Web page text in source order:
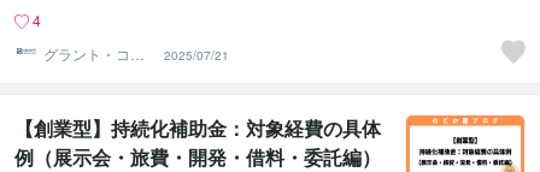
4
グラント・コン
サルティング
2025/07/21
【創業型】持続化補助金：対象経費の具体
例（展示会・旅費・開発・借料・委託編）